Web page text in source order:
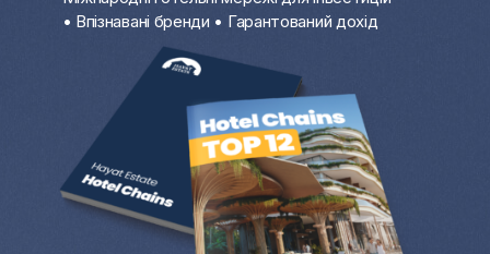
• Впізнавані бренди • Гарантований дохід